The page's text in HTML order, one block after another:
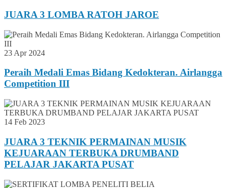
JUARA 3 LOMBA RATOH JAROE
23 Apr 2024
Peraih Medali Emas Bidang Kedokteran. Airlangga
Competition III
14 Feb 2023
JUARA 3 TEKNIK PERMAINAN MUSIK
KEJUARAAN TERBUKA DRUMBAND
PELAJAR JAKARTA PUSAT